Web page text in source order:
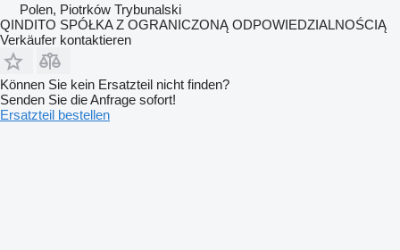
Polen, Piotrków Trybunalski
QINDITO SPÓŁKA Z OGRANICZONĄ ODPOWIEDZIALNOŚCIĄ
Verkäufer kontaktieren
Können Sie kein Ersatzteil nicht finden?
Senden Sie die Anfrage sofort!
Ersatzteil bestellen